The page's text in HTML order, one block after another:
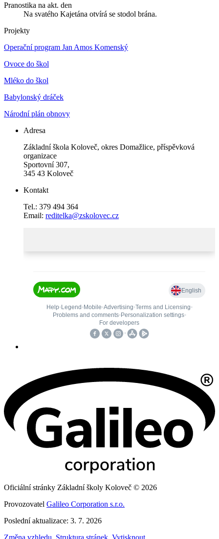
Pranostika na akt. den
Na svatého Kajetána otvírá se stodol brána.
Projekty
Operační program Jan Amos Komenský
Ovoce do škol
Mléko do škol
Babylonský dráček
Národní plán obnovy
Adresa
Základní škola Koloveč, okres Domažlice, příspěvková
organizace
Sportovní 307,
345 43 Koloveč
Kontakt
Tel.: 379 494 364
Email: reditelka@zskolovec.cz
Oficiální stránky Základní školy Koloveč © 2026
Provozovatel Galileo Corporation s.r.o.
Poslední aktualizace: 3. 7. 2026
Změna vzhledu Struktura stránek Vytisknout